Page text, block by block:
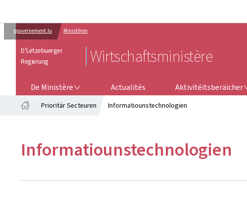
gouvernement.lu Ministèren
D’Lëtzebuerger
Regierung
Wirtschaftsministère
De Ministère Actualités Aktivitéitsberäicher
AKTIVITÉITSBERÄICHER
Prioritär Secteuren Informatiounstechnologien
Informatiounstechnologien